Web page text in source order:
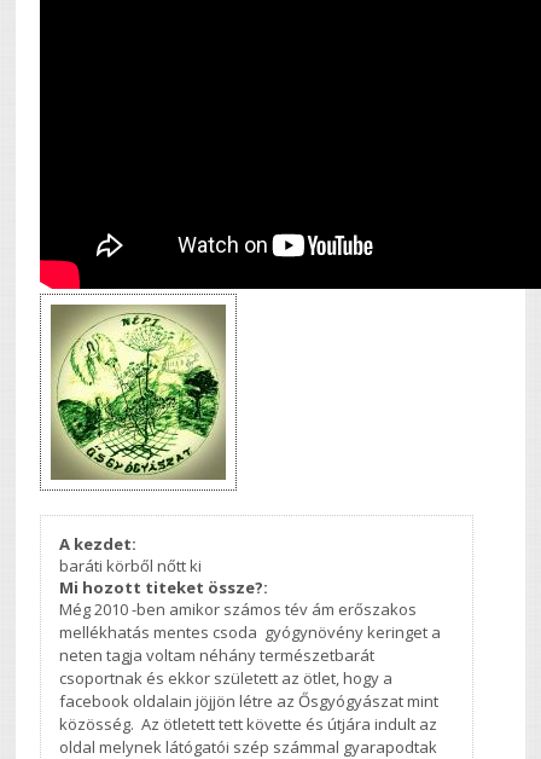
A kezdet:
baráti körből nőtt ki
Mi hozott titeket össze?:
Még 2010 -ben amikor számos tév ám erőszakos
mellékhatás mentes csoda gyógynövény keringet a
neten tagja voltam néhány természetbarát
csoportnak és ekkor született az ötlet, hogy a
facebook oldalain jöjjön létre az Ősgyógyászat mint
közösség. Az ötletett tett követte és útjára indult az
oldal melynek látógatói szép számmal gyarapodtak